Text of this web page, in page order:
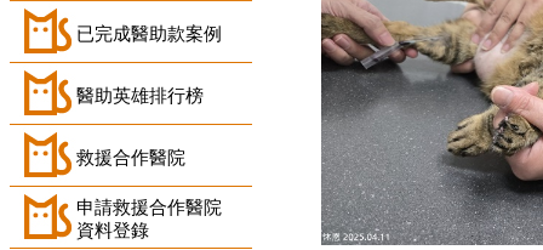
已完成醫助款案例
醫助英雄排行榜
救援合作醫院
申請救援合作醫院
資料登錄